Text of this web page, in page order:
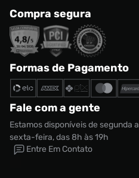
Compra segura
Formas de Pagamento
Fale com a gente
Estamos disponíveis de segunda a
sexta-feira, das 8h às 19h
Entre Em Contato